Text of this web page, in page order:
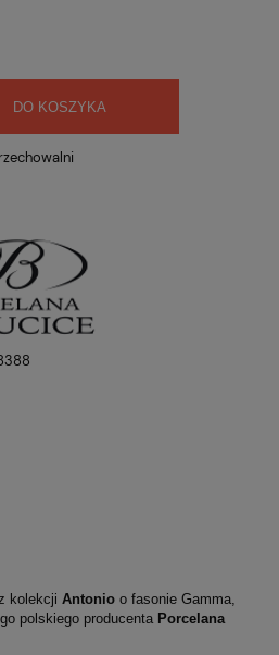
DO KOSZYKA
kolekcji Antonio o fasonie Gamma,
polskiego producenta Porcelana